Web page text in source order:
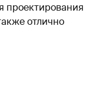
проектирования
отлично